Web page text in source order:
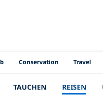
Conservation Travel
TAUCHEN REISEN